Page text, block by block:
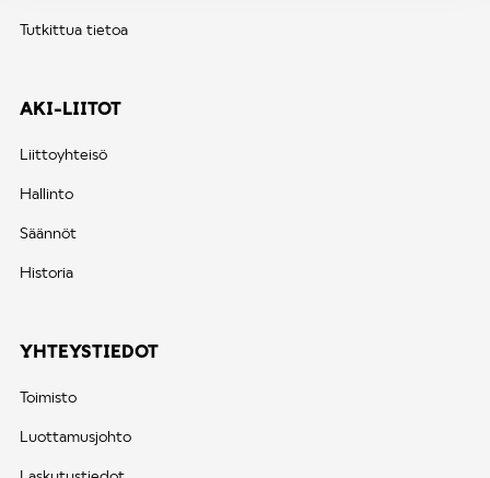
Tutkittua tietoa
AKI-LIITOT
Liittoyhteisö
Hallinto
Säännöt
Historia
YHTEYSTIEDOT
Toimisto
Luottamusjohto